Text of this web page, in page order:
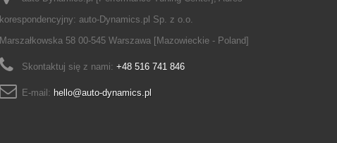
korespondencyjny: auto-Dynamics.pl Sp. z o.o.
Marszałkowska 58 00-545 Warszawa [Mazowieckie - Poland]
Skontaktuj się z nami: +48 516 741 846
E-mail: hello@auto-dynamics.pl